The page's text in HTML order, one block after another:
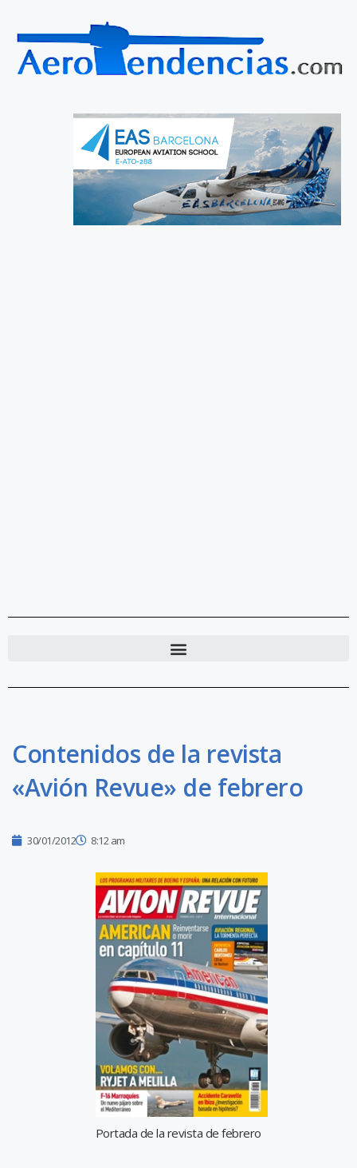
Contenidos de la revista
«Avión Revue» de febrero
30/01/2012 8:12 am
Portada de la revista de febrero